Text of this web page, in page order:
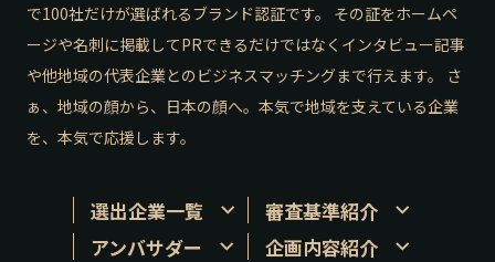
で100社だけが選ばれるブランド認証です。 その証をホームペ
ージや名刺に掲載してPRできるだけではなくインタビュー記事
や他地域の代表企業とのビジネスマッチングまで行えます。 さ
ぁ、地域の顔から、日本の顔へ。本気で地域を支えている企業
を、本気で応援します。
選出企業一覧
審査基準紹介
アンバサダー
企画内容紹介